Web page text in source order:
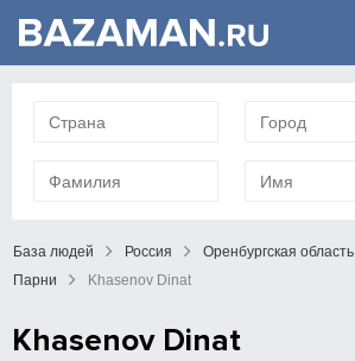
База людей Россия Оренбургская область
Парни
Khasenov Dinat
Khasenov Dinat